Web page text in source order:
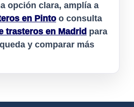
opción clara, amplía a
en Pinto o consulta
trasteros en Madrid para
y comparar más